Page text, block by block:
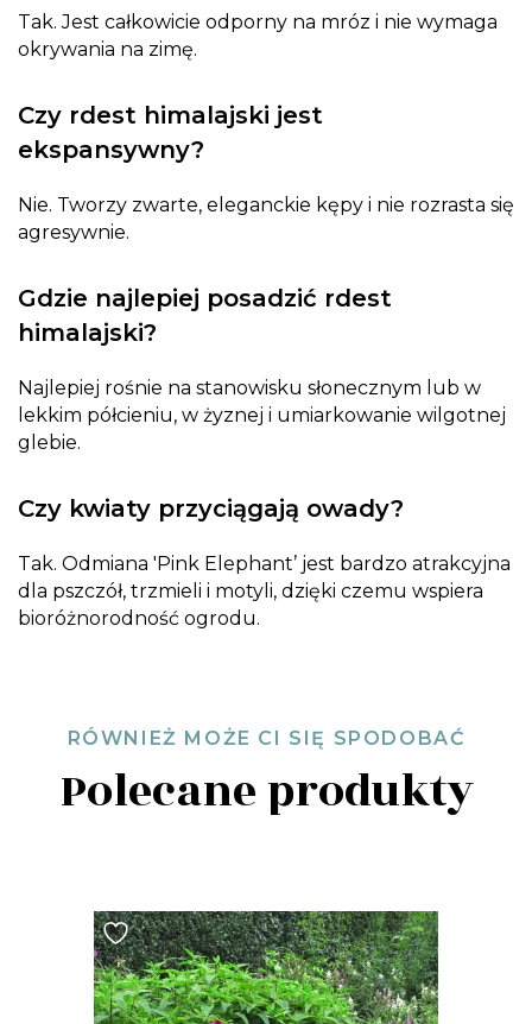
Tak. Jest całkowicie odporny na mróz i nie wymaga
okrywania na zimę.
Czy rdest himalajski jest
ekspansywny?
Nie. Tworzy zwarte, eleganckie kępy i nie rozrasta się
agresywnie.
Gdzie najlepiej posadzić rdest
himalajski?
Najlepiej rośnie na stanowisku słonecznym lub w
lekkim półcieniu, w żyznej i umiarkowanie wilgotnej
glebie.
Czy kwiaty przyciągają owady?
Tak. Odmiana 'Pink Elephant’ jest bardzo atrakcyjna
dla pszczół, trzmieli i motyli, dzięki czemu wspiera
bioróżnorodność ogrodu.
RÓWNIEŻ MOŻE CI SIĘ SPODOBAĆ
Polecane produkty